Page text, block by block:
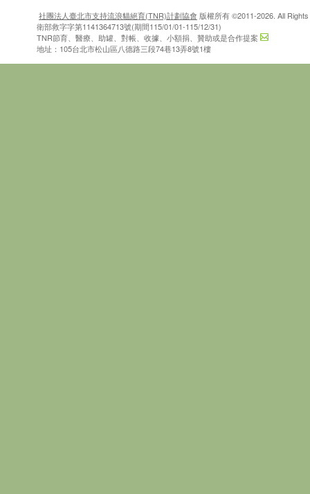
社團法人臺北市支持流浪貓絕育(TNR)計劃協會 版權所有 ©2011-2026. All
衛部救字字第1141364713號(期間115/01/01-115/12/31)
TNR節育、醫療、助罐、對帳、收據、小額捐、贊助或是合作提案
地址：105台北市松山區八德路三段74巷13弄8號1樓